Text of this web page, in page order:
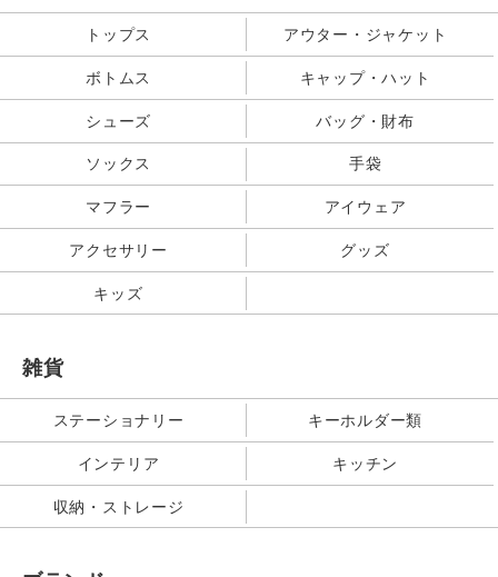
トップス アウター・ジャケット
ボトムス キャップ・ハット
シューズ バッグ・財布
ソックス 手袋
マフラー アイウェア
アクセサリー グッズ
キッズ
雑貨
ステーショナリー キーホルダー類
インテリア キッチン
収納・ストレージ